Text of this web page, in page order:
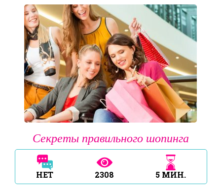
Секреты правильного шопинга
НЕТ 2308 5 МИН.